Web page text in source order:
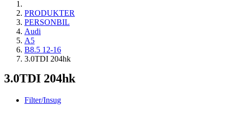
PRODUKTER
PERSONBIL
Audi
A5
B8.5 12-16
3.0TDI 204hk
3.0TDI 204hk
Filter/Insug